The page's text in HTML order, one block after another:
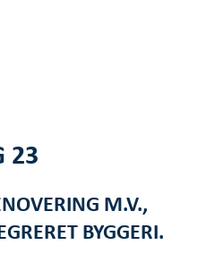
23
M.V.,
BYGGERI.